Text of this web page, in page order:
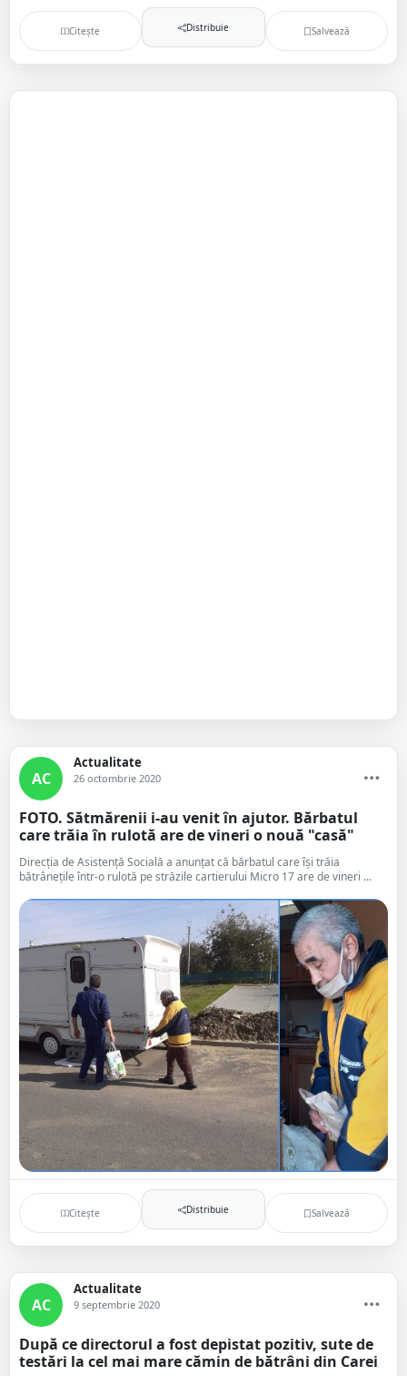
Citește Distribuie Salvează
AC
Actualitate
26 octombrie 2020
FOTO. Sătmărenii i-au venit în ajutor. Bărbatul
care trăia în rulotă are de vineri o nouă "casă"
Direcția de Asistență Socială a anunțat că bărbatul care își trăia
bătrânețile într-o rulotă pe străzile cartierului Micro 17 are de vineri ...
Citește Distribuie Salvează
AC
Actualitate
9 septembrie 2020
După ce directorul a fost depistat pozitiv, sute de
testări la cel mai mare cămin de bătrâni din Carei